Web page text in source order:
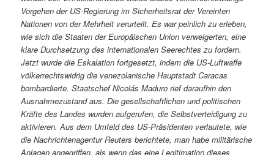
Vorgehen der US-Regierung im Sicherheitsrat der Vereinten
Nationen von der Mehrheit verurteilt. Es war peinlich zu erleben,
wie sich die Staaten der Europäischen Union verweigerten, eine
klare Durchsetzung des internationalen Seerechtes zu fordern.
Jetzt wurde die Eskalation fortgesetzt, indem die US-Luftwaffe
völkerrechtswidrig die venezolanische Hauptstadt Caracas
bombardierte. Staatschef Nicolás Maduro rief daraufhin den
Ausnahmezustand aus. Die gesellschaftlichen und politischen
Kräfte des Landes wurden aufgerufen, die Selbstverteidigung ‌zu
aktivieren. Aus dem Umfeld des US-Präsidenten verlautete, wie
die Nachrichtenagentur Reuters berichtete, man habe militärische
Anlagen angegriffen, als wenn das eine Legitimation dieses